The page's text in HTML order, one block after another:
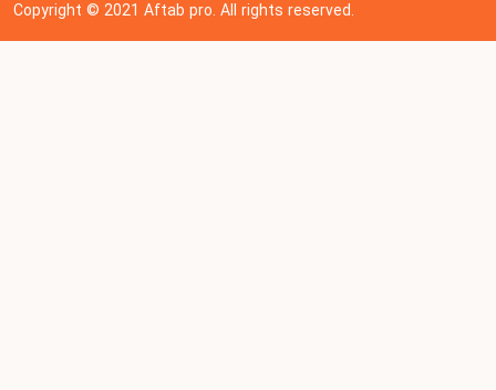
Copyright © 202 1Aftab pro. All rights reserved.